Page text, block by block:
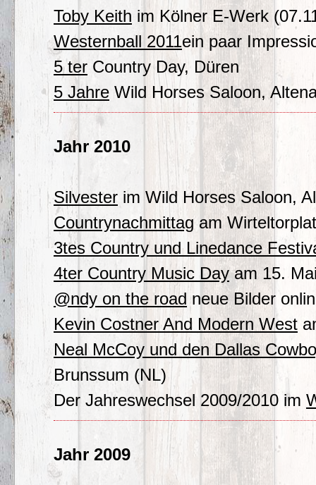
Toby Keith im Kölner E-Werk
Westernball 2011ein paar
5 ter Country Day, Düren
5 Jahre Wild Horses Saloon,
Jahr 2010
Silvester im Wild Horses Saloon,
Countrynachmittag am
3tes Country und Linedance
4ter Country Music Dayam 15.
@ndy on the road neue Bilder
Kevin Costner And Modern West
Neal McCoy und den Dallas
Brunssum (NL)
Der Jahreswechsel 2009/2010 im
Jahr 2009